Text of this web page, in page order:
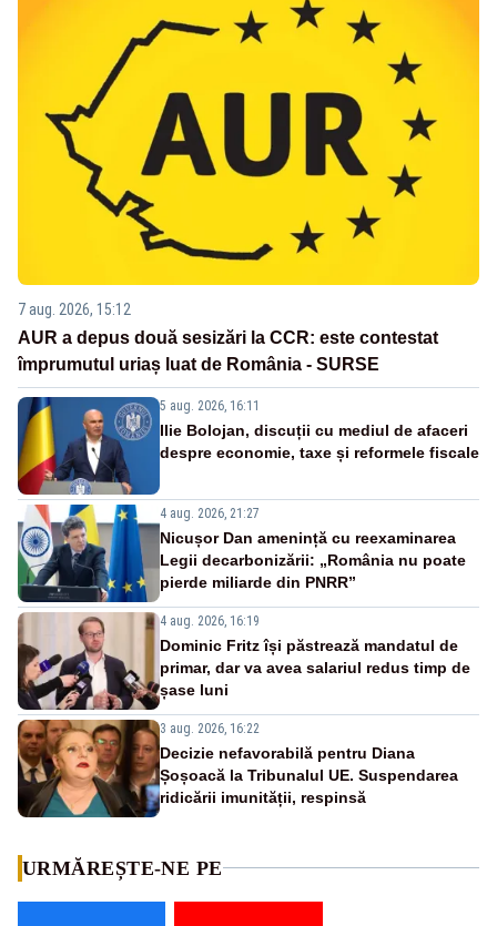
7 aug. 2026, 15:12
AUR a depus două sesizări la CCR: este contestat
împrumutul uriaș luat de România - SURSE
5 aug. 2026, 16:11
Ilie Bolojan, discuții cu mediul de afaceri
despre economie, taxe și reformele fiscale
4 aug. 2026, 21:27
Nicușor Dan amenință cu reexaminarea
Legii decarbonizării: „România nu poate
pierde miliarde din PNRR”
4 aug. 2026, 16:19
Dominic Fritz își păstrează mandatul de
primar, dar va avea salariul redus timp de
șase luni
3 aug. 2026, 16:22
Decizie nefavorabilă pentru Diana
Șoșoacă la Tribunalul UE. Suspendarea
ridicării imunității, respinsă
URMĂREȘTE-NE PE